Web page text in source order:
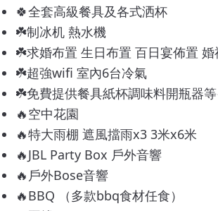
🍀全套高級餐具及各式洒杯
☘️制冰机 熱水機
☘️求婚布置 生日布置 百日宴佈置 婚
☘️超強wifi 室內6台冷氣
☘️免費提供餐具紙杯調味料開瓶器
🔥空中花園
🔥特大雨棚 遮風擋雨x3 3米x6米
🔥JBL Party Box 戶外音響
🔥戶外Bose音響
🔥BBQ （多款bbq食材任食）